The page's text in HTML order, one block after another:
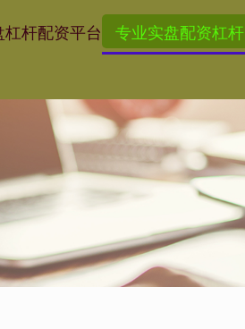
杠杆配资平台 专业实盘配资杠杆